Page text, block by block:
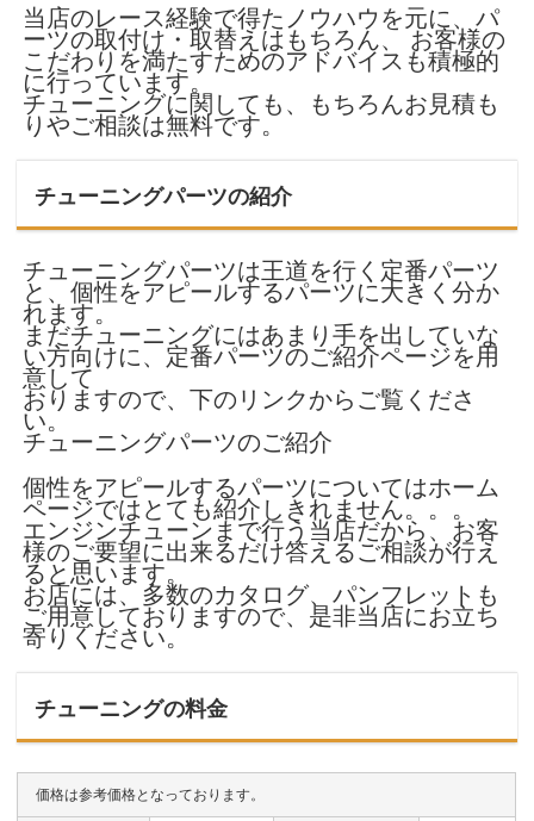
当店のレース経験で得たノウハウを元に、パ
ーツの取付け・取替えはもちろん、 お客様の
こだわりを満たすためのアドバイスも積極的
に行っています。
チューニングに関しても、もちろんお見積も
りやご相談は無料です。
チューニングパーツの紹介
チューニングパーツは王道を行く定番パーツ
と、個性をアピールするパーツに大きく分か
れます。
まだチューニングにはあまり手を出していな
い方向けに、定番パーツのご紹介ページを用
意して
おりますので、下のリンクからご覧くださ
い。
チューニングパーツのご紹介
個性をアピールするパーツについてはホーム
ページではとても紹介しきれません。。。
エンジンチューンまで行う当店だから、お客
様のご要望に出来るだけ答えるご相談が行え
ると思います。
お店には、多数のカタログ、パンフレットも
ご用意しておりますので、是非当店にお立ち
寄りください。
チューニングの料金
価格は参考価格となっております。